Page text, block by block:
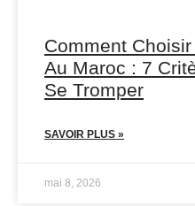
Comment
Au Maroc : 7
Se Tromper
SAVOIR PLUS »
mai 8, 2026